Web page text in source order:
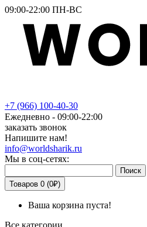
09:00-22:00 ПН-ВС
+7 (966) 100-40-30
Ежедневно - 09:00-22:00
заказать звонок
Напишите нам!
info@worldsharik.ru
Мы в соц-сетях:
Поиск
Товаров 0 (0₽)
Ваша корзина пуста!
Все категории